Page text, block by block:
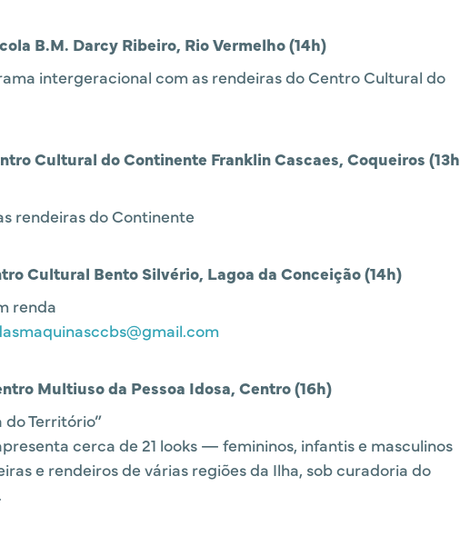
B.M. Darcy Ribeiro, Rio Vermelho (14h)
intergeracional com as rendeiras do Centro Cultural do
Cultural do Continente Franklin Cascaes, Coqueiros (13h
rendeiras do Continente
Cultural Bento Silvério, Lagoa da Conceição (14h)
renda
Multiuso da Pessoa Idosa, Centro (16h)
do Território”
cerca de 21 looks — femininos, infantis e masculinos
e rendeiros de várias regiões da Ilha, sob curadoria do